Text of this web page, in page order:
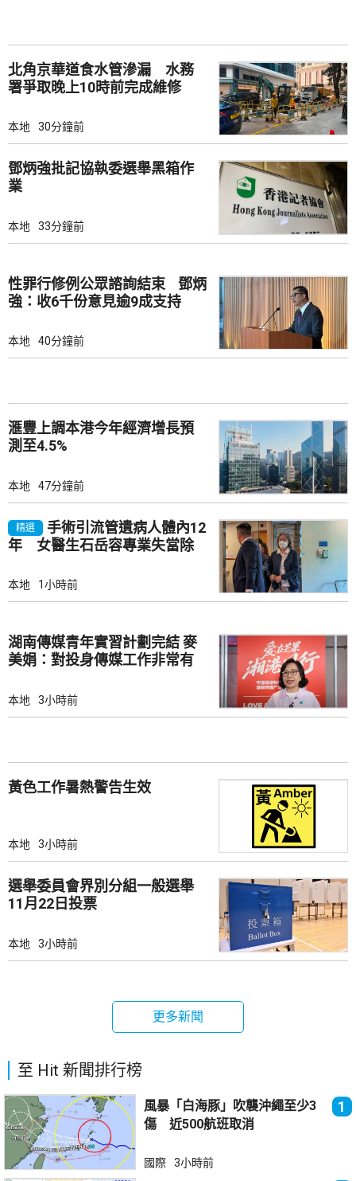
北角京華道食水管滲漏 水務
署爭取晚上10時前完成維修
本地 30分鐘前
鄧炳強批記協執委選舉黑箱作
業
本地 33分鐘前
性罪行修例公眾諮詢結束 鄧炳
強：收6千份意見逾9成支持
本地 40分鐘前
滙豐上調本港今年經濟增長預
測至4.5%
本地 47分鐘前
精選
手術引流管遺病人體內12
年 女醫生石岳容專業失當除
本地 1小時前
湖南傳媒青年實習計劃完結 麥
美娟：對投身傳媒工作非常有
本地 3小時前
黃色工作暑熱警告生效
本地 3小時前
選舉委員會界別分組一般選舉
11月22日投票
本地 3小時前
更多新聞
至 Hit 新聞排行榜
風暴「白海豚」吹襲沖繩至少3
傷 近500航班取消
1
國際 3小時前